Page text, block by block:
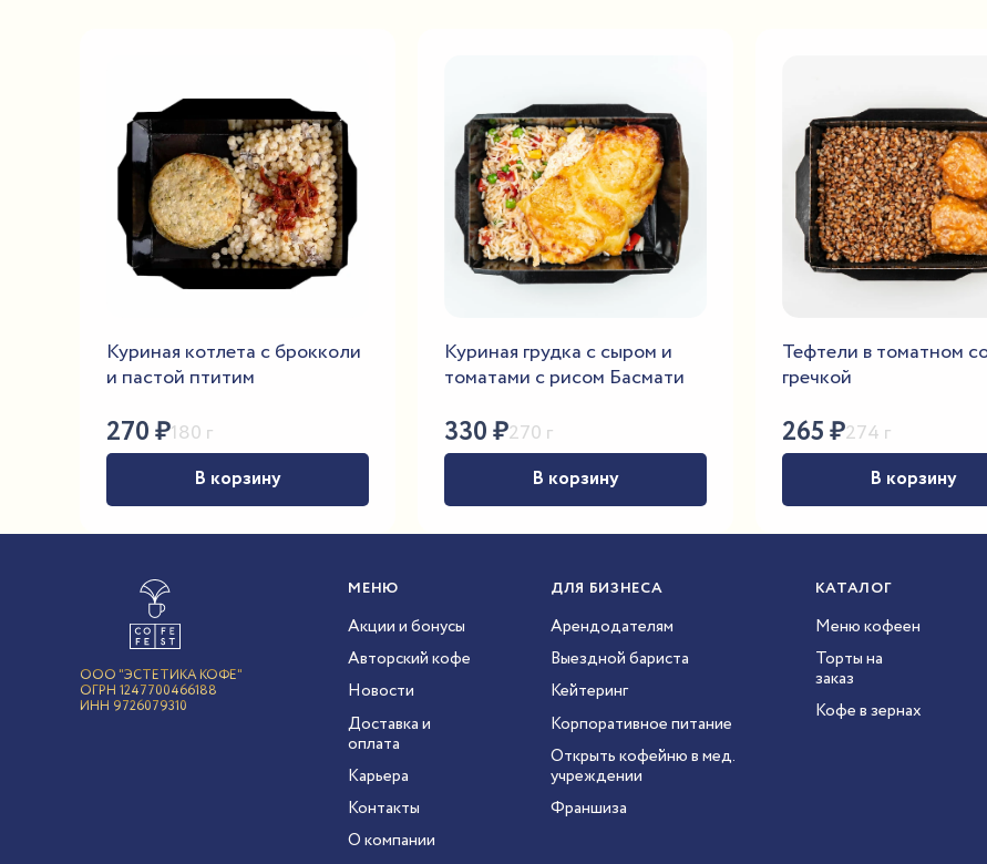
Куриная котлета с брокколи
и пастой птитим
270₽180 г
В корзину
Куриная грудка с сыром и
томатами с рисом Басмати
330₽270 г
В корзину
Тефтели в томатном
гречкой
265₽274 г
В корзину
ООО "ЭСТЕТИКА КОФЕ"
ОГРН 1247700466188
ИНН 9726079310
МЕНЮ
Акции и бонусы
Авторский кофе
Новости
Доставка и
оплата
Карьера
Контакты
О компании
ДЛЯ БИЗНЕСА
Арендодателям
Выездной бариста
Кейтеринг
Корпоративное питание
Открыть кофейню в мед.
учреждении
Франшиза
КАТАЛОГ
Меню кофеен
Торты на
заказ
Кофе в зернах